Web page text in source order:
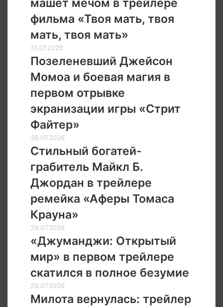
жену
машет
мечом
трейлере
фильма
«Твоя
мать,
твоя
мать,
мать»
машет мечом в трейлере
фильма «Твоя мать, твоя
мать, твоя мать»
Позеленевший
Джейсон
Момоа
и
боевая
магия
в
первом
отрывке
экранизации
игры
«Стрит
Файтер»
31.07.2026
Позеленевший Джейсон
Момоа и боевая магия в
первом отрывке
экранизации игры «Стрит
Файтер»
Стильный
богатей-
грабитель
Майкл
Б.
Джордан
в
трейлере
ремейка
«Аферы
Томаса
30.07.2026
Стильный богатей-
грабитель Майкл Б.
Джордан в трейлере
ремейка «Аферы Томаса
Крауна»
«Джуманджи:
Открытый
мир»
в
первом
трейлере
скатился
в
29.07.2026
«Джуманджи: Открытый
мир» в первом трейлере
скатился в полное безумие
Милота
вернулась:
29.07.2026
Милота вернулась: трейлер